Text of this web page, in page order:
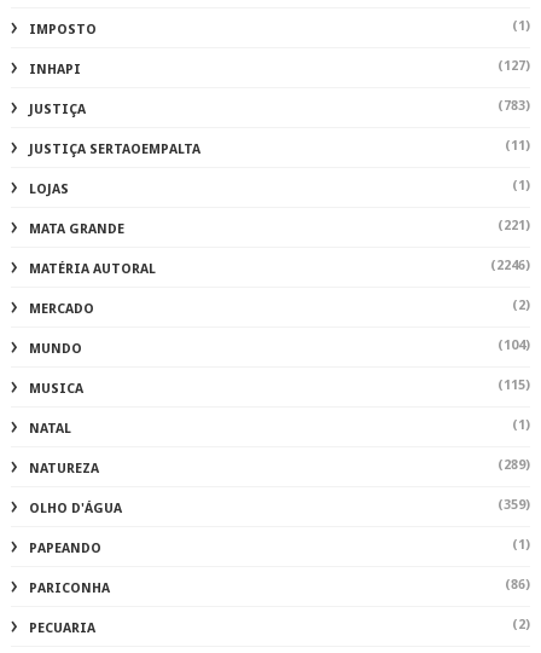
IMPOSTO (1)
INHAPI (127)
JUSTIÇA (783)
JUSTIÇA SERTAOEMPALTA (11)
LOJAS (1)
MATA GRANDE (221)
MATÉRIA AUTORAL (2246)
MERCADO (2)
MUNDO (104)
MUSICA (115)
NATAL (1)
NATUREZA (289)
OLHO D'ÁGUA (359)
PAPEANDO (1)
PARICONHA (86)
PECUARIA (2)